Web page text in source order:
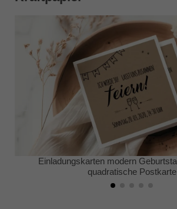
Einladungskarten modern
quadratische Postkarte